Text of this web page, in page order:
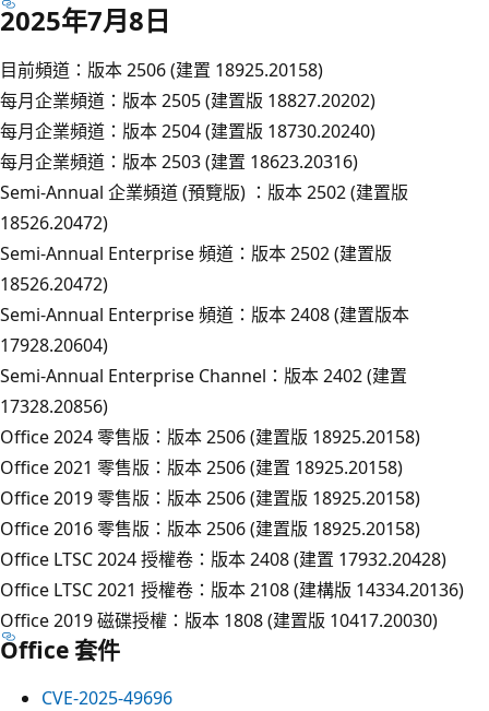
2025年7月8日
目前頻道：版本 2506 (建置 18925.20158)
每月企業頻道：版本 2505 (建置版 18827.20202)
每月企業頻道：版本 2504 (建置版 18730.20240)
每月企業頻道：版本 2503 (建置 18623.20316)
Semi-Annual 企業頻道 (預覽版) ：版本 2502 (建置版
18526.20472)
Semi-Annual Enterprise 頻道：版本 2502 (建置版
18526.20472)
Semi-Annual Enterprise 頻道：版本 2408 (建置版本
17928.20604)
Semi-Annual Enterprise Channel：版本 2402 (建置
17328.20856)
Office 2024 零售版：版本 2506 (建置版 18925.20158)
Office 2021 零售版：版本 2506 (建置 18925.20158)
Office 2019 零售版：版本 2506 (建置版 18925.20158)
Office 2016 零售版：版本 2506 (建置版 18925.20158)
Office LTSC 2024 授權卷：版本 2408 (建置 17932.20428)
Office LTSC 2021 授權卷：版本 2108 (建構版 14334.20136)
Office 2019 磁碟授權：版本 1808 (建置版 10417.20030)
Office 套件
CVE-2025-49696